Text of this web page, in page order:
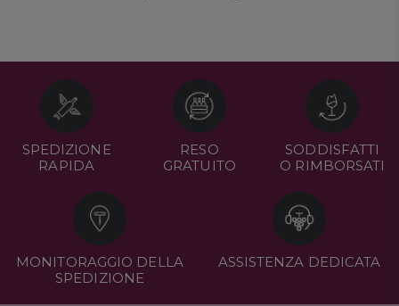
SPEDIZIONE
RAPIDA
RESO
GRATUITO
SODDISFATTI
O RIMBORSATI
MONITORAGGIO DELLA
SPEDIZIONE
ASSISTENZA DEDICATA